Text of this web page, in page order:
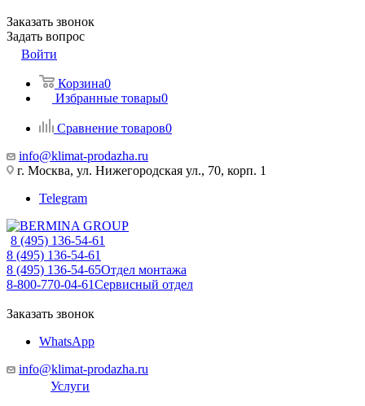
Заказать звонок
Задать вопрос
Войти
Корзина0
Избранные товары0
Сравнение товаров0
info@klimat-prodazha.ru
г. Москва, ул. Нижегородская ул., 70, корп. 1
Telegram
8 (495) 136-54-61
8 (495) 136-54-61
8 (495) 136-54-65Отдел монтажа
8-800-770-04-61Сервисный отдел
Заказать звонок
WhatsApp
info@klimat-prodazha.ru
Услуги